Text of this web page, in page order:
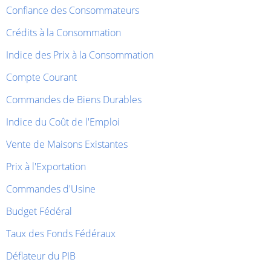
Confiance des Consommateurs
Crédits à la Consommation
Indice des Prix à la Consommation
Compte Courant
Commandes de Biens Durables
Indice du Coût de l'Emploi
Vente de Maisons Existantes
Prix à l'Exportation
Commandes d'Usine
Budget Fédéral
Taux des Fonds Fédéraux
Déflateur du PIB